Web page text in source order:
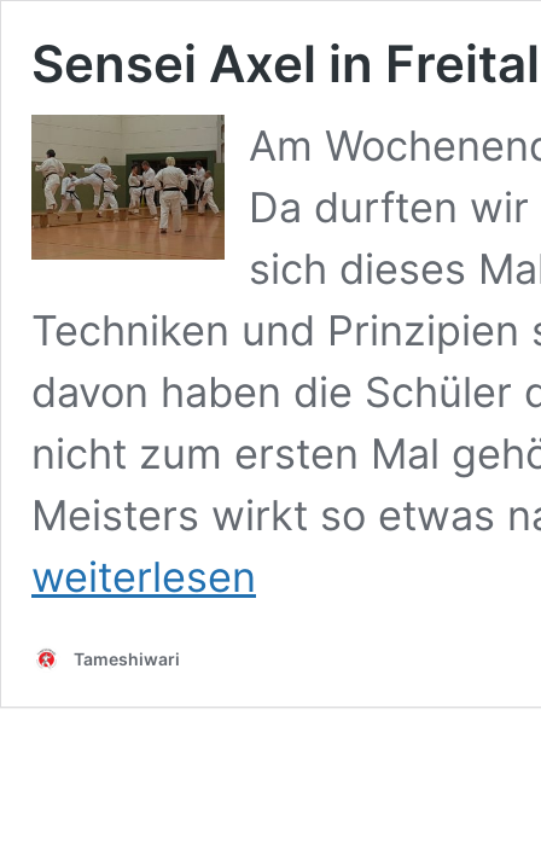
Sensei Axel in Freital
Am
Da durften
sich dieses
Techniken und
davon haben die Schüler
nicht zum ersten Mal
Meisters wirkt so etwas
weiterlesen
Tameshiwari